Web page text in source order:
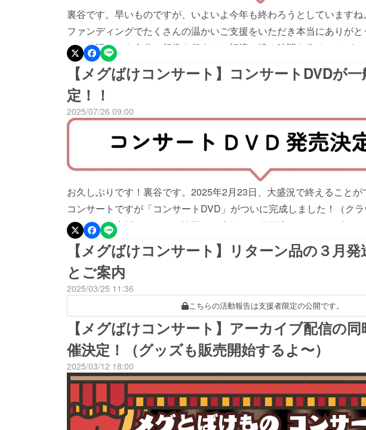
裏谷です。早いものですが、いよいよ今年も終わろうとしています
ファンディングでたくさんの温かいご支援をいただき本当にありが
てふり返っても自分の想像を超える、記憶に残る時間を作ることが
少し裏話になりますが、準備からクラファン、開催に至るまでの毎
作曲の仕事を一時的にセーブして、ようやく開催にこぎつけることが
人だと諦めるか、内容を妥協することになっていたかもしれません。
さんの応援をいただけたことで、踏ん張ることができました。本当に
ざいました！さて、今日は最後のリターン品の「オリジナル・サウン
版」が完成しましたので、そのご報告と、発送のご案内をお知らせさ
ぼくの予想をはるかに超える、たくさんのご支援をいただくことが
ラCDを豪華仕様にすることができました。メグとばけものコンサー
ディング企画は、これにて完全に終了となります。コンサートに来
で応援してくれた皆さま、温かいメッセージをくれた皆さま、支援は
の気持ちをくれた皆さま、本当にありがとうございました！最後に、
紹介させてください。ジャケット画像はこちらです。トールサイズの
かりづらいですが、COMPLETE EDITONは銀箔押しになっています
レットは楽曲解説付き！さらに、本作のメインテーマ「Wisihing Star(
譜も付属しています。また、以前発売して今は完売してしまった、
版)が買えなくて待ってくれている方、クラファンで支援しなかった
ラCD完全版ほしい！と思っていただいた方に向けて、一般発売でき
めています。発表を楽しみにお待ちいただけるとうれしいです！【仕
楽曲21曲に加え、DLC「ばけものたちの記憶」用に新たに書き下ろし
曲を収録- DISC22025年2月に開催されたメグとばけもの コンサート
余すことなく完全収録したコンサート音源を収録-----※オリジナル・
全版をご支援いただいた方へ- オリジナル・サウンドトラックCD 完
【メグばけコンサート】コンサートDVDが
定！！
2025/07/26 09:00
お久しぶりです！裏谷です。2025年2月23日、大盛況で終えること
コンサートですが「コンサートDVD」がついに完成しました！（ク
でリターン支援いただいた皆様には先行して発送済みです。）ダイ
たので、ぜひご覧いただけると嬉しいです＾＾ コンサートDVD 一般
て、当初は、クラウドファンディングのリターン品として制作してい
してほしい！」という希望の声をいただき、数量に限りはありますが
になりました。たった今より販売を開始します！数量限定生産のた
行いませんので、ぜひこの機会にお求めください。＜コンサートDVD
BOOTH：https://reo-uratani.booth.pm/items/6820452皆さまの多大な
サートを大成功させることができました。コンサートDVDも調整に試
ても満足のいく出来に仕上がりましたので、おうちでお楽しみいただ
【メグばけコンサート】リターン品の３月
とご案内
2025/03/25 11:36
こちらの活動報告は支援者限定の公開です。
【メグばけコンサート】アーカイブ配信の
催決定！（グッズも販売開始するよ〜）
2025/03/12 18:00